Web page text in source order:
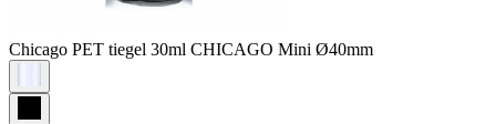
Chicago PET tiegel 30ml CHICAGO Mini Ø40mm